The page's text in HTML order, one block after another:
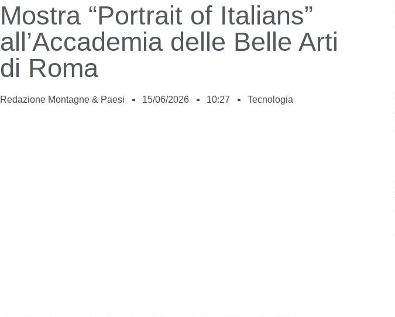
Mostra “Portrait of Italians”
all’Accademia delle Belle Arti
di Roma
Redazione Montagne & Paesi 15/06/2026 10:27 Tecnologia